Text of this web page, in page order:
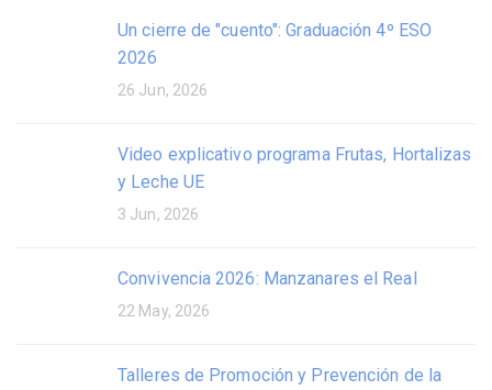
Un cierre de "cuento": Graduación 4º ESO
2026
26 Jun, 2026
Video explicativo programa Frutas, Hortalizas
y Leche UE
3 Jun, 2026
Convivencia 2026: Manzanares el Real
22 May, 2026
Talleres de Promoción y Prevención de la